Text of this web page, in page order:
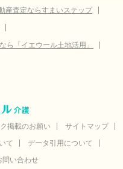
産査定ならすまいステップ
ら「イエウール土地活用」
掲載のお願い
サイトマップ
て
データ引用について
問い合わせ